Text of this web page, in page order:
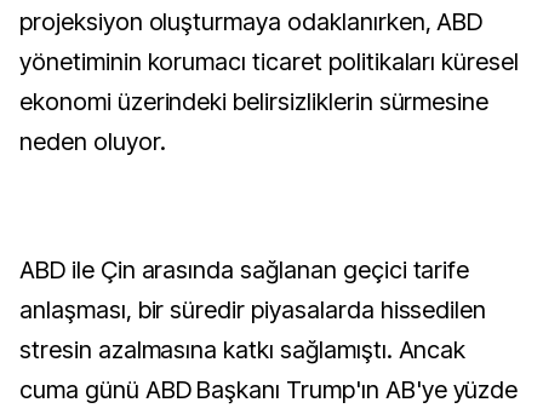
projeksiyon oluşturmaya odaklanırken, ABD
yönetiminin korumacı ticaret politikaları küresel
ekonomi üzerindeki belirsizliklerin sürmesine
neden oluyor.
ABD ile Çin arasında sağlanan geçici tarife
anlaşması, bir süredir piyasalarda hissedilen
stresin azalmasına katkı sağlamıştı. Ancak
cuma günü ABD Başkanı Trump'ın AB'ye yüzde